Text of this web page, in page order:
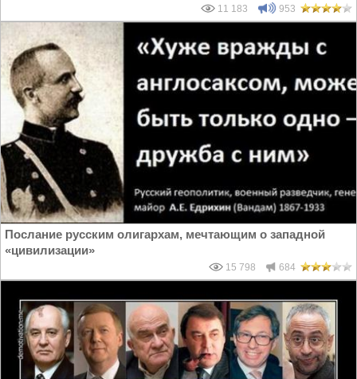
11 183 953
Послание русским олигархам, мечтающим о западной
«цивилизации»
15 798 684